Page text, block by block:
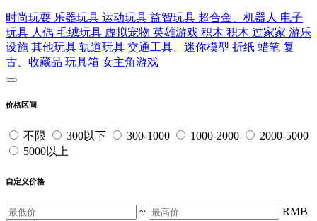
时尚玩耍 乐器玩具 运动玩具 益智玩具 超合金、机器人 电子
玩具 人偶 毛绒玩具 虚拟宠物 英雄游戏 积木 积木 过家家 游乐
设施 其他玩具 轨道玩具 交通工具、迷你模型 折纸 蜡笔 复
古、收藏品 玩具箱 女主角游戏
价格区间
不限 300以下 300-1000 1000-2000
2000-5000
5000以上
自定义价格
~ RMB